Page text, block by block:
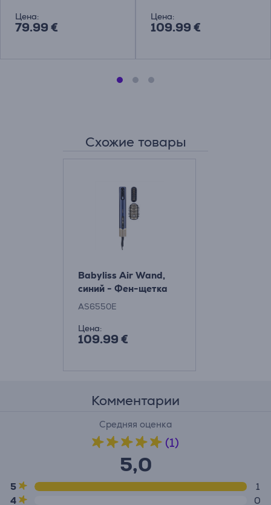
Цена:
79.99 €
Цена:
109.99 €
Схожие товары
Babyliss Air Wand,
синий - Фен-щетка
AS6550E
Цена:
109.99 €
Комментарии
Средняя оценка
(1)
5,0
5
1
4
0